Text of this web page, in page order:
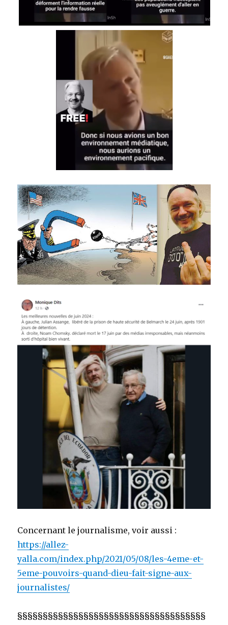
Concernant le journalisme, voir aussi :
https://allez-
yalla.com/index.php/2021/05/08/les-4eme-et-
5eme-pouvoirs-quand-dieu-fait-signe-aux-
journalistes/
§§§§§§§§§§§§§§§§§§§§§§§§§§§§§§§§§§§§§